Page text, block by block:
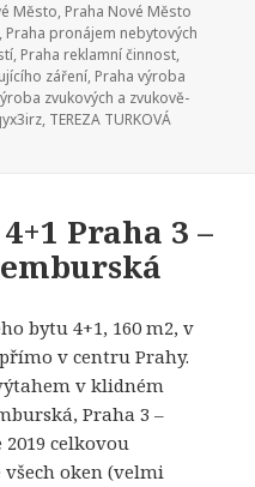
Město, Praha Nové Město
, Praha pronájem nebytových
, Praha reklamní činnost,
záření, Praha výroba
zvukových a zvukově-
, TEREZA TURKOVÁ
Praha 3 –
bytu 4+1, 160 m2, v
v centru Prahy.
v klidném
Praha 3 –
celkovou
oken (velmi